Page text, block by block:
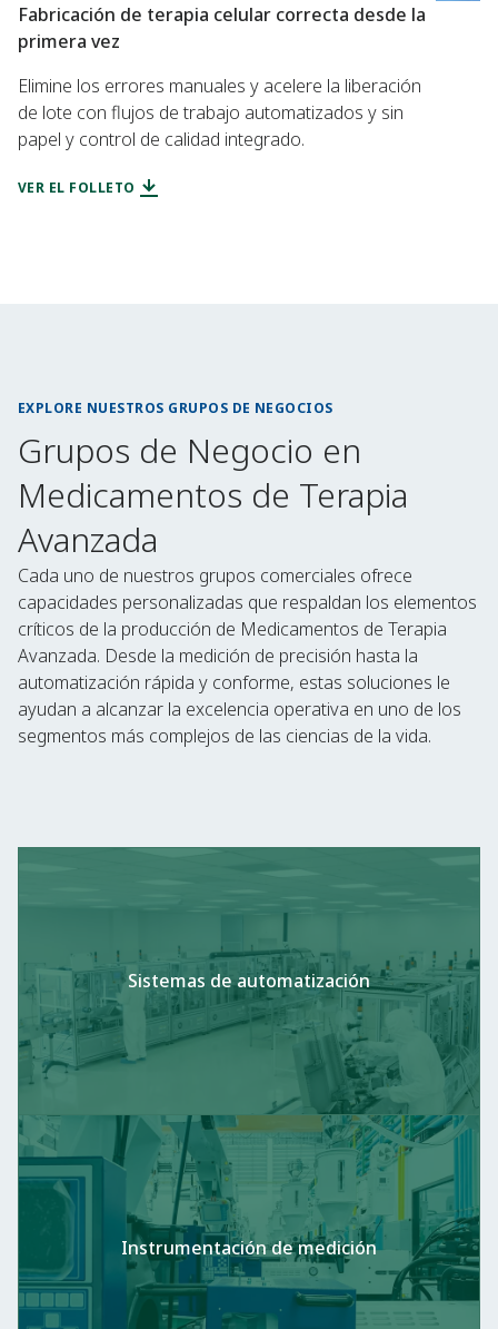
Fabricación de terapia celular correcta desde la
primera vez
Elimine los errores manuales y acelere la liberación
de lote con flujos de trabajo automatizados y sin
papel y control de calidad integrado.
VER EL FOLLETO
EXPLORE NUESTROS GRUPOS DE NEGOCIOS
Grupos de Negocio en
Medicamentos de Terapia
Avanzada
Cada uno de nuestros grupos comerciales ofrece
capacidades personalizadas que respaldan los elementos
críticos de la producción de Medicamentos de Terapia
Avanzada. Desde la medición de precisión hasta la
automatización rápida y conforme, estas soluciones le
ayudan a alcanzar la excelencia operativa en uno de los
segmentos más complejos de las ciencias de la vida.
Sistemas de automatización
Instrumentación de medición